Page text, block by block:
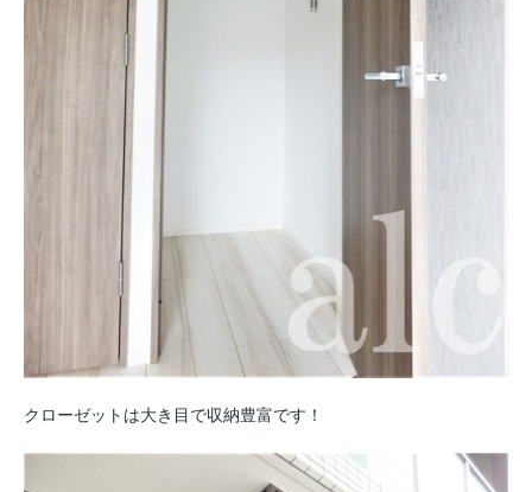
クローゼットは大き目で収納豊富です！